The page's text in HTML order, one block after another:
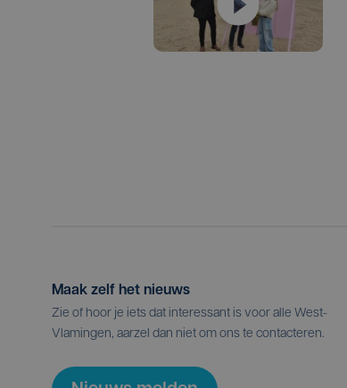
Maak zelf het nieuws
Zie of hoor je iets dat interessant is voor alle West-
Vlamingen, aarzel dan niet om ons te contacteren.